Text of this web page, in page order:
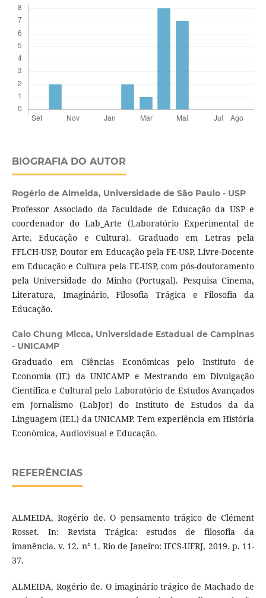
BIOGRAFIA DO AUTOR
Rogério de Almeida, Universidade de São Paulo - USP
Professor Associado da Faculdade de Educação da USP e
coordenador do Lab_Arte (Laboratório Experimental de
Arte, Educação e Cultura). Graduado em Letras pela
FFLCH-USP, Doutor em Educação pela FE-USP, Livre-Docente
em Educação e Cultura pela FE-USP, com pós-doutoramento
pela Universidade do Minho (Portugal). Pesquisa Cinema,
Literatura, Imaginário, Filosofia Trágica e Filosofia da
Educação.
Caio Chung Micca, Universidade Estadual de Campinas
- UNICAMP
Graduado em Ciências Econômicas pelo Instituto de
Economia (IE) da UNICAMP e Mestrando em Divulgação
Científica e Cultural pelo Laboratório de Estudos Avançados
em Jornalismo (LabJor) do Instituto de Estudos da da
Linguagem (IEL) da UNICAMP. Tem experiência em História
Econômica, Audiovisual e Educação.
REFERÊNCIAS
ALMEIDA, Rogério de. O pensamento trágico de Clément
Rosset. In: Revista Trágica: estudos de filosofia da
imanência. v. 12. n° 1. Rio de Janeiro: IFCS-UFRJ, 2019. p. 11-
37.
ALMEIDA, Rogério de. O imaginário trágico de Machado de